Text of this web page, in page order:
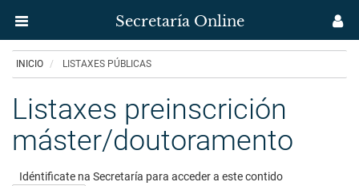
principal
Secretaría Online
Secretaría
Uvigo
-
Listaxes
INICIO LISTAXES PÚBLICAS
Listaxes preinscrición
máster/doutoramento
Idéntificate na Secretaría para acceder a este contido